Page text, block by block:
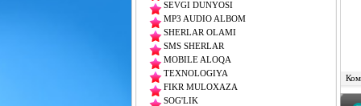
SEVGI DUNYOSI
MP3 AUDIO ALBOM
SHERLAR OLAMI
SMS SHERLAR
MOBILE ALOQA
TEXNOLOGIYA
FIKR MULOXAZA
SOG'LIK